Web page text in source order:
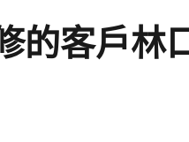
的客戶林